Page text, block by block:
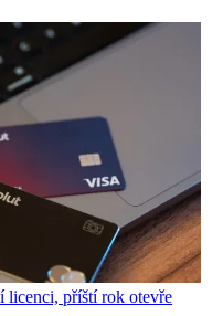
licenci, příští rok otevře